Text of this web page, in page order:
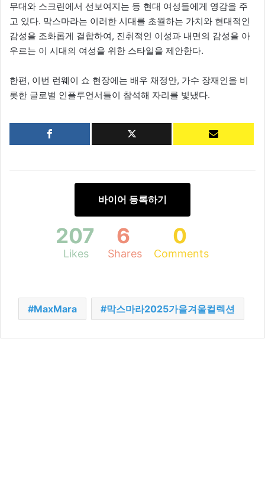
무대와 스크린에서 선보여지는 등 현대 여성들에게 영감을 주
고 있다. 막스마라는 이러한 시대를 초월하는 가치와 현대적인
감성을 조화롭게 결합하여, 진취적인 이성과 내면의 감성을 아
우르는 이 시대의 여성을 위한 스타일을 제안한다.
한편, 이번 런웨이 쇼 현장에는 배우 채정안, 가수 장재인을 비
롯한 글로벌 인플루언서들이 참석해 자리를 빛냈다.
바이어 등록하기
207
Likes
6
Shares
0
Comments
MaxMara 막스마라2025가을겨울컬렉션